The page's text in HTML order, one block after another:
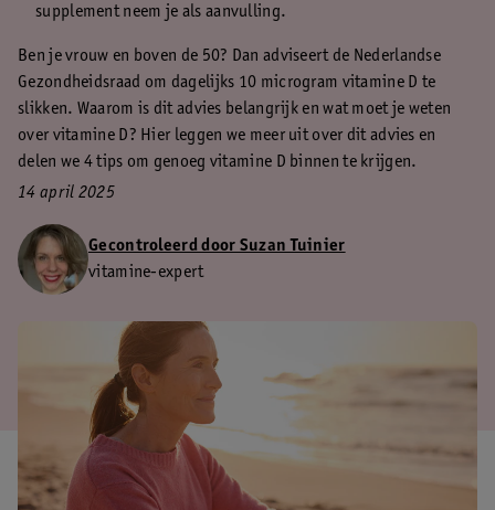
supplement neem je als aanvulling.
Ben je vrouw en boven de 50? Dan adviseert de Nederlandse
Gezondheidsraad om dagelijks 10 microgram vitamine D te
slikken. Waarom is dit advies belangrijk en wat moet je weten
over vitamine D? Hier leggen we meer uit over dit advies en
delen we 4 tips om genoeg vitamine D binnen te krijgen.
14 april 2025
Gecontroleerd door Suzan Tuinier
vitamine-expert